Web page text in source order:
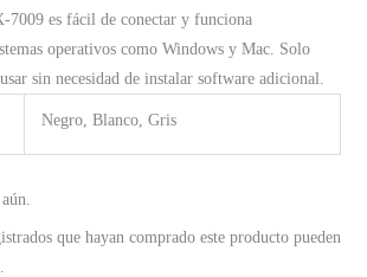
7009 es fácil de conectar y funciona
operativos como Windows y Mac. Solo
sin necesidad de instalar software adicional.
Negro, Blanco, Gris
que hayan comprado este producto pueden